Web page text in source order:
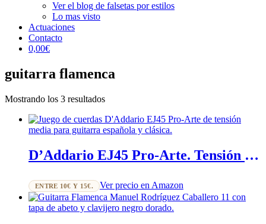
Ver el blog de falsetas por estilos
Lo mas visto
Actuaciones
Contacto
0,00€
guitarra flamenca
Mostrando los 3 resultadosOrdenado
popularidad
D’Addario EJ45 Pro-Arte. Tensión media
ENTRE 10€ Y 15€. Ver precio en Amazon